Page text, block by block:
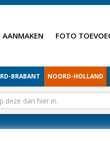
FOTO
BRABANT NOORD-HOLLAND